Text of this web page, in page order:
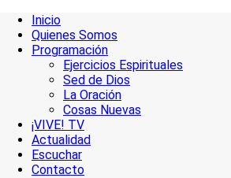
Inicio
Quienes Somos
Programación
Ejercicios Espirituales
Sed de Dios
La Oración
Cosas Nuevas
¡VIVE! TV
Actualidad
Escuchar
Contacto